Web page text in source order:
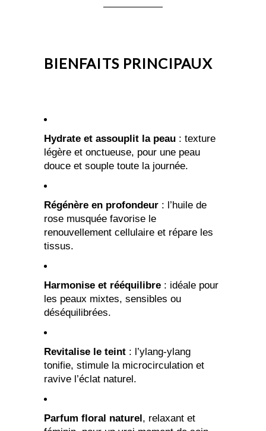
BIENFAITS PRINCIPAUX
Hydrate et assouplit la peau : texture
légère et onctueuse, pour une peau
douce et souple toute la journée.
Régénère en profondeur : l’huile de
rose musquée favorise le
renouvellement cellulaire et répare les
tissus.
Harmonise et rééquilibre : idéale pour
les peaux mixtes, sensibles ou
déséquilibrées.
Revitalise le teint : l’ylang-ylang
tonifie, stimule la microcirculation et
ravive l’éclat naturel.
Parfum floral naturel , relaxant et